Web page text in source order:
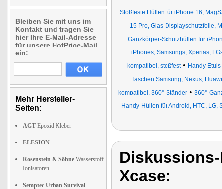
Bleiben Sie mit uns im
Kontakt und tragen Sie
hier Ihre E-Mail-Adresse
für unsere HotPrice-Mail
ein:
Mehr Hersteller-
Seiten:
AGT Epoxid Kleber
ELESION
Rosenstein & Söhne Wasserstoff-
Ionisatoren
Semptec Urban Survival
Stoßfeste Hüllen für iPhone 16,
15 Pro, Glas-Displayschutzfolie,
Ganzkörper-Schutzhüllen für
iPhones, Samsungs, Xperias,
kompatibel, stoßfest• Handy Etuis
Taschen Samsung, Nexus,
kompatibel, 360°-Ständer • 360°-
Handy-Hüllen für Android, HTC, LG,
Xcase: